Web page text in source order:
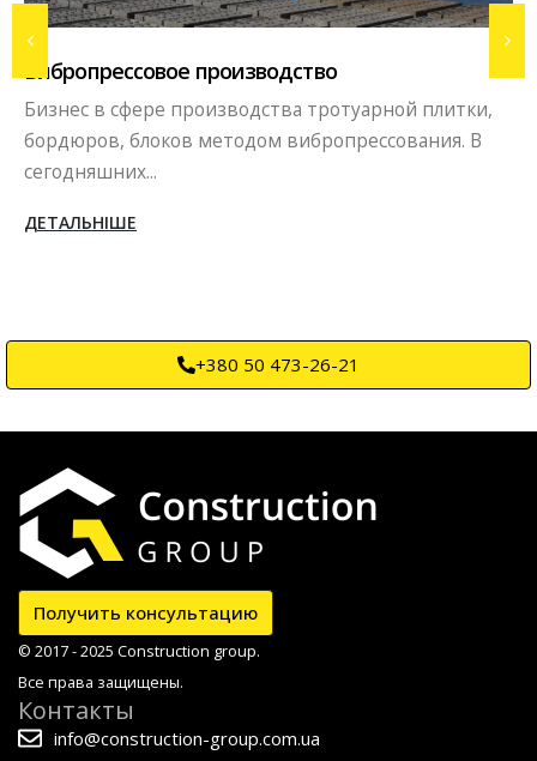
Вибропрессовое производство
Бизнес в сфере производства тротуарной плитки,
бордюров, блоков методом вибропрессования. В
сегодняшних...
ДЕТАЛЬНІШЕ
+380 50 473-26-21
Получить консультацию
© 2017 - 2025 Construction group.
Все права защищены.
Контакты
info@construction-group.com.ua